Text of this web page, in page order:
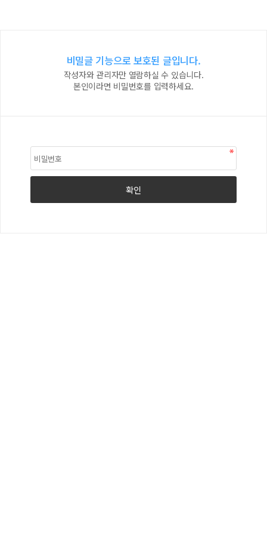
비밀글 기능으로 보호된 글입니다.
작성자와 관리자만 열람하실 수 있습니다.
본인이라면 비밀번호를 입력하세요.